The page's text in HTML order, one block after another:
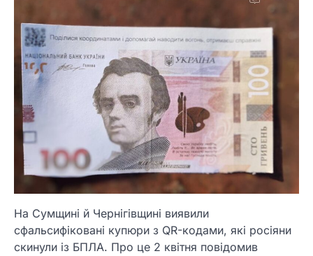
На Сумщині й Чернігівщині виявили
сфальсифіковані купюри з QR-кодами, які росіяни
скинули із БПЛА. Про це 2 квітня повідомив